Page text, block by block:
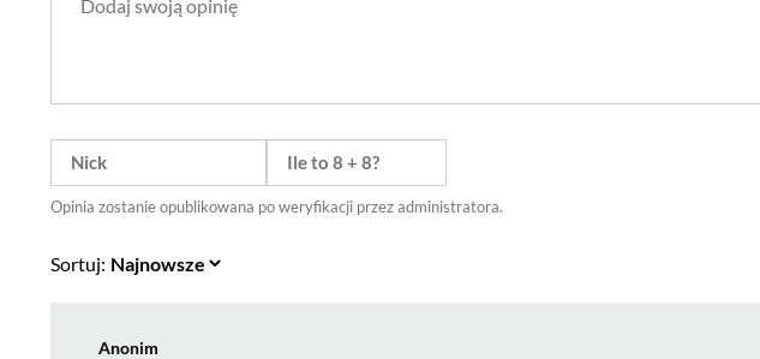
Opinia zostanie opublikowana po weryfikacji przez administratora.
Sortuj:
Anonim